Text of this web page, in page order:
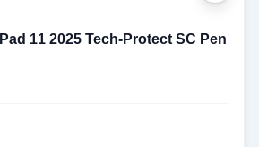
11 2025 Tech-Protect SC Pen